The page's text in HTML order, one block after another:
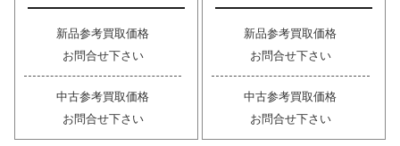
新品参考買取価格
お問合せ下さい
中古参考買取価格
お問合せ下さい
新品参考買取価格
お問合せ下さい
中古参考買取価格
お問合せ下さい